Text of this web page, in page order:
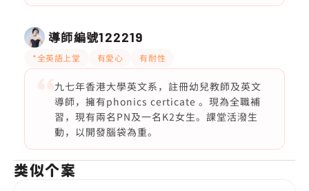
導師編號122219
*全英語上堂 有愛心 有耐性
九七年香港大學英文系，註冊幼兒教師及英文
導師，擁有phonics certicate 。現為全職補
習，現有兩名PN及一名K2女生。課堂活潑生
動，以開發腦袋為重。
类似个案